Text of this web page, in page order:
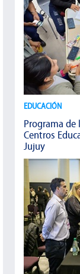
EDUCACIÓN
Programa
Centros
Jujuy